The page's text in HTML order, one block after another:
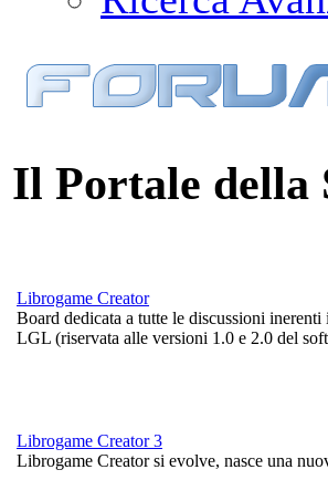
Il Portale
Librogame Creator
Board dedicata a tutte le discussioni
LGL (riservata alle versioni 1.0 e 2.0 del
Librogame Creator 3
Librogame Creator si evolve, nasce una